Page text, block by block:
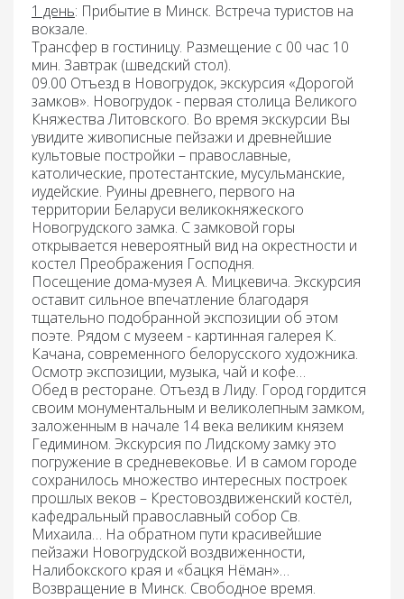
1 день: Прибытие в Минск. Встреча туристов на
вокзале.
Трансфер в гостиницу. Размещение с 00 час 10
мин. Завтрак (шведский стол).
09.00 Отъезд в Новогрудок, экскурсия «Дорогой
замков». Новогрудок - первая столица Великого
Княжества Литовского. Во время экскурсии Вы
увидите живописные пейзажи и древнейшие
культовые постройки – православные,
католические, протестантские, мусульманские,
иудейские. Руины древнего, первого на
территории Беларуси великокняжеского
Новогрудского замка. С замковой горы
открывается невероятный вид на окрестности и
костел Преображения Господня.
Посещение дома-музея А. Мицкевича. Экскурсия
оставит сильное впечатление благодаря
тщательно подобранной экспозиции об этом
поэте. Рядом с музеем - картинная галерея К.
Качана, современного белорусского художника.
Осмотр экспозиции, музыка, чай и кофе…
Обед в ресторане. Отъезд вЛиду. Город гордится
своим монументальным и великолепным замком,
заложенным в начале 14 века великим князем
Гедимином. Экскурсия по Лидскому замку это
погружение в средневековье. И в самом городе
сохранилось множество интересных построек
прошлых веков – Крестовоздвиженский костёл,
кафедральный православный собор Св.
Михаила… На обратном пути красивейшие
пейзажи Новогрудской воздвиженности,
Налибокского края и «бацкя Нёман»…
Возвращение в Минск. Свободное время.